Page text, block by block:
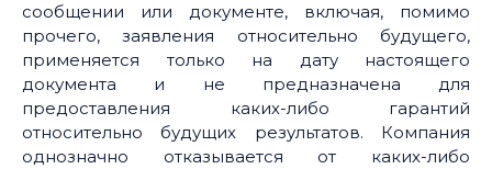
сообщении или документе, включая, помимо
прочего, заявления относительно будущего,
применяется только на дату настоящего
документа и не предназначена для
предоставления каких-либо гарантий
относительно будущих результатов. Компания
однозначно отказывается от каких-либо